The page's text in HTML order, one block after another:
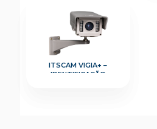
ITSCAM VIGIA+ –
IDENTIFICAÇÃO